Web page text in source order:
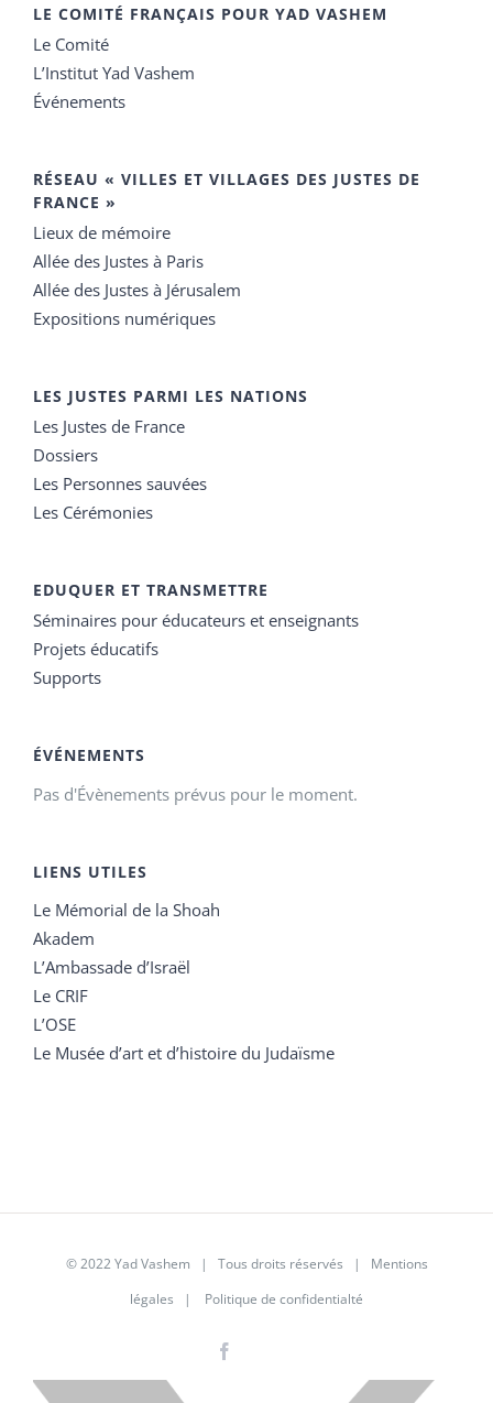
LE COMITÉ FRANÇAIS POUR YAD VASHEM
Le Comité
L’Institut Yad Vashem
Événements
RÉSEAU « VILLES ET VILLAGES DES JUSTES DE
FRANCE »
Lieux de mémoire
Allée des Justes à Paris
Allée des Justes à Jérusalem
Expositions numériques
LES JUSTES PARMI LES NATIONS
Les Justes de France
Dossiers
Les Personnes sauvées
Les Cérémonies
EDUQUER ET TRANSMETTRE
Séminaires pour éducateurs et enseignants
Projets éducatifs
Supports
ÉVÉNEMENTS
Pas d'Évènements prévus pour le moment.
LIENS UTILES
Le Mémorial de la Shoah
Akadem
L’Ambassade d’Israël
Le CRIF
L’OSE
Le Musée d’art et d’histoire du Judaïsme
© 2022 Yad Vashem | Tous droits réservés | Mentions
légales | Politique de confidentialté
X